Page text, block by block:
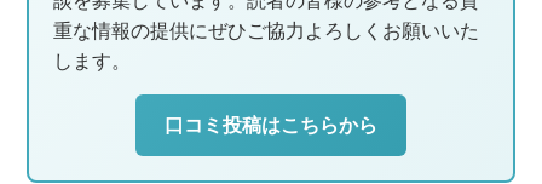
重な情報の提供にぜひご協力よろしくお願いいた
します。
口コミ投稿はこちらから